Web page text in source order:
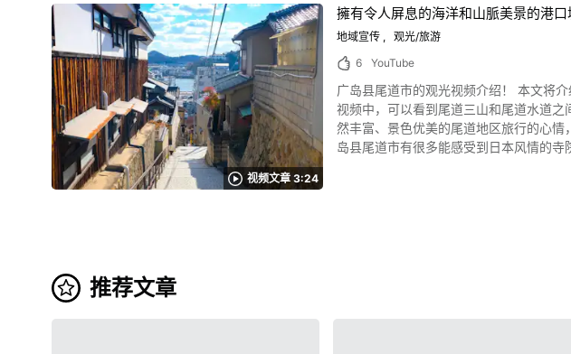
公路"，经过长时间的海浪侵蚀而造就的
館"、"禄刚崎"、"九十九湾"、"真胁遺跡
等。 造访石川县野登町时，一定也要来看看这些观光景点。 此外，造访石川县能登町时，绝不能错过
全国有名的"金泽咖喱"，在蛋包饭放上炸
名的旅游城市之一，拥有丰富的温泉，拥有受欢迎的日式旅馆，如
达。 此外海岸线的露营地是具特色且鲜为人知的住宿设施。 您可以享受充满野趣的星空露营唷。 石川县能登町介绍摘要 照片：石川县凤珠郡能登町
恋路的弁天岛 石川县能登町地区是世界著名的日本旅游胜地。 这动画是以喜爱乡村生活的人的视点而拍摄的，它介绍了石川县能登町的各种景点。
有找到您喜爱的场所吗？ 在石川县的能登町，您可以享受古老的历史，如典雅的日本传统文化的加贺百万石，由气候变化差异大的培育的渔业和农业
受欢迎的修行道场。 视频的第0:33之处呈现的是泉福寺
片：关青花鱼 大分县国东市由于面向濑户内海而盛产海鲜。 受太平洋的暖流和营养丰富的濑户内海海水影响，丰后水道捕捞的鱼相当新鲜且肉质扎
实。 关竹荚鱼和银白带鱼等名牌鱼或青甘、青花鱼等都相当美味。 在丰后水道捕捞到的关竹荚鱼、?鱼做成的生鱼片都是极品。 名为樱王猪的国东市
猪肉也很有人气。 在没有压力的环境中
荐您来一场大分县国东市的美食之旅吧！ 大分县国东市的日本传统工艺和艺术也相当兴盛 图片来源 :YouTube screenshot 在大分县国东市也能体验
日本传统工艺和艺术。 名为涛音寮的地方是国
种名为七岛蔺的植物。 七岛蔺是有350年历史、用来做成耐用的琉球
么艺术的人可以移到视频的2:13观赏。 总结“大分县国东市”的介绍 在国东市可以体验到许多不同的日本文化。 参加国东市的特殊祭典“Kebesu火
视频文章 3:24
擁有令人屏息的海洋和山脈美景的港
地域宣传
观光/旅游
6
YouTube
广岛县尾道市的观光视频介绍！ 本文将介绍"
视频中，可以看到尾道三山和尾道水道
然丰富、景色优美的尾道地区旅行的心情，去享受视频吧。 让我们来参观广岛县尾道市的历史悠久的寺
岛县尾道市有很多能感受到日本风情的
的话，可以拍到能上传Instagram最美的
推荐文章